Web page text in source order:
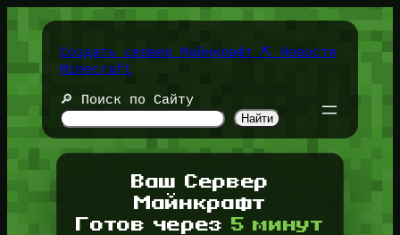
содержимомуСоздать сервер Майнкрафт ⛏️ Новости
Minecraft
🔎 Поиск по Сайту
Найти
Ваш Сервер
Майнкрафт
Готов через 5 минут